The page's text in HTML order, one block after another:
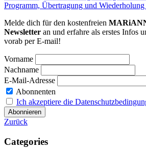
Programm, Übertragung und
Melde dich für den kostenfreien
Newsletter an und erfahre als erstes Infos
vorab per E-mail!
Vorname
Nachname
E-Mail-Adresse
Abonnenten
Ich akzeptiere die
Zurück
Categories